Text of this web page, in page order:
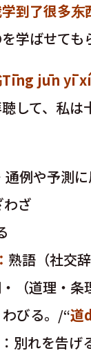
学到了很
学ばせても
Tīng jūn yī
して、私
通例や予測
わざ
熟語（社交
（道理・
わびる。/“道
別れを告げ